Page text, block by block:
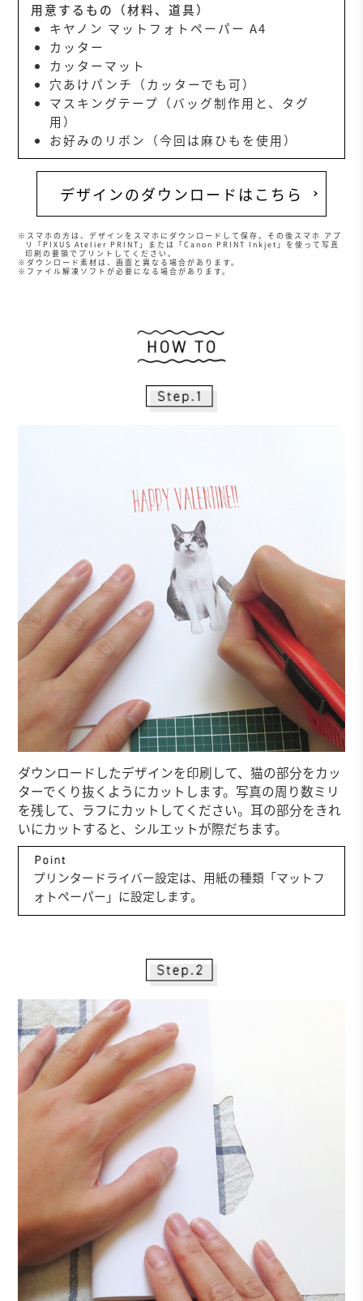
用意するもの（材料、道具）
キヤノン マットフォトペーパー A4
カッター
カッターマット
穴あけパンチ（カッターでも可）
マスキングテープ（バッグ制作用と、タグ
用）
お好みのリボン（今回は麻ひもを使用）
デザインのダウンロードはこちら
※スマホの方は、デザインをスマホにダウンロードして保存。その後スマホ アプ
リ「PIXUS Atelier PRINT」または「Canon PRINT Inkjet」を使って写真
印刷の要領でプリントしてください。
※ダウンロード素材は、画面と異なる場合があります。
※ファイル解凍ソフトが必要になる場合があります。
ダウンロードしたデザインを印刷して、猫の部分をカッ
ターでくり抜くようにカットします。写真の周り数ミリ
を残して、ラフにカットしてください。耳の部分をきれ
いにカットすると、シルエットが際だちます。
プリンタードライバー設定は、用紙の種類「マットフ
ォトペーパー」に設定します。